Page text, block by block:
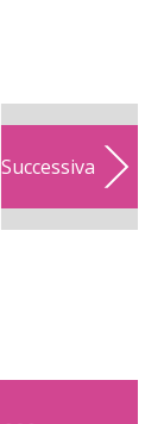
Successiva